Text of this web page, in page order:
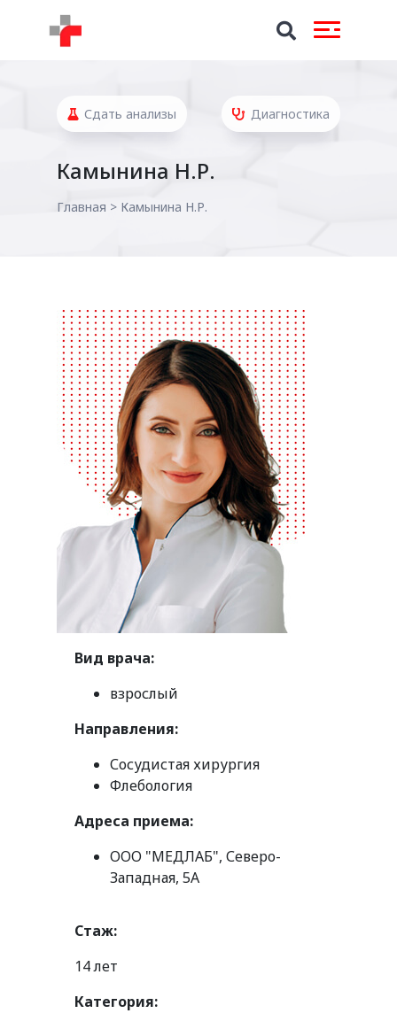
Сдать анализы Диагностика
Камынина Н.Р.
Главная > Камынина Н.Р.
Вид врача:
взрослый
Направления:
Сосудистая хирургия
Флебология
Адреса приема:
ООО "МЕДЛАБ", Северо-
Западная, 5А
Стаж:
14 лет
Категория: